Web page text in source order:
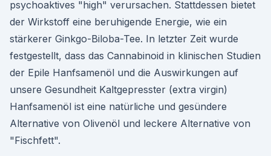
psychoaktives "high" verursachen. Stattdessen bietet
der Wirkstoff eine beruhigende Energie, wie ein
stärkerer Ginkgo-Biloba-Tee. In letzter Zeit wurde
festgestellt, dass das Cannabinoid in klinischen Studien
der Epile Hanfsamenöl und die Auswirkungen auf
unsere Gesundheit Kaltgepresster (extra virgin)
Hanfsamenöl ist eine natürliche und gesündere
Alternative von Olivenöl und leckere Alternative von
"Fischfett".